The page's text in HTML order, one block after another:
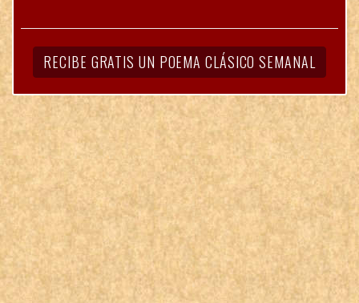
RECIBE GRATIS UN POEMA CLÁSICO SEMANAL